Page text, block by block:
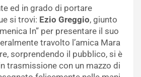
ed in grado di portare
si trovi: Ezio Greggio, giunto
In” per presentare il suo
travolto l’amica Mara
sorprendendo il pubblico, si è
trasmissione con un mazzo di